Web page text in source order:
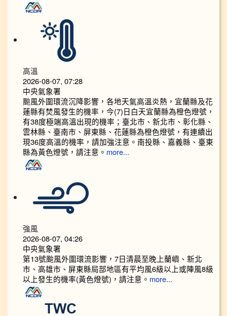
高溫
2026-08-07, 07:28
中央氣象署
颱風外圍環流沉降影響，各地天氣高溫炎熱，宜蘭縣及花
蓮縣有焚風發生的機率，今(7)日白天宜蘭縣為橙色燈號，
有38度極端高溫出現的機率；臺北市、新北市、彰化縣、
雲林縣、臺南市、屏東縣、花蓮縣為橙色燈號，有連續出
現36度高溫的機率，請加強注意。南投縣、嘉義縣、臺東
縣為黃色燈號，請注意。 more...
強風
2026-08-07, 04:26
中央氣象署
第13號颱風外圍環流影響，7日清晨至晚上蘭嶼、新北
市、高雄市、屏東縣局部地區有平均風6級以上或陣風8級
以上發生的機率(黃色燈號)，請注意。 more...